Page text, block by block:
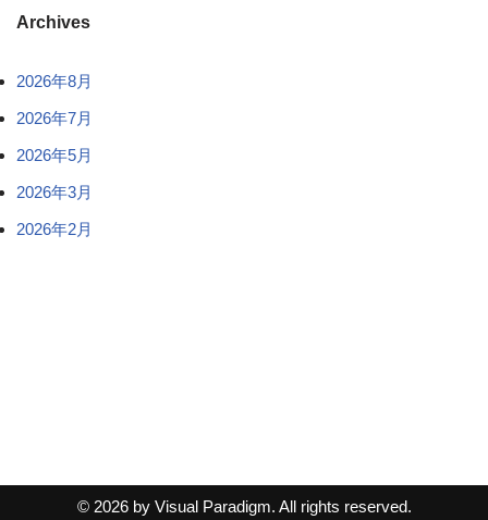
Archives
2026年8月
2026年7月
2026年5月
2026年3月
2026年2月
© 2026 by Visual Paradigm. All rights reserved.